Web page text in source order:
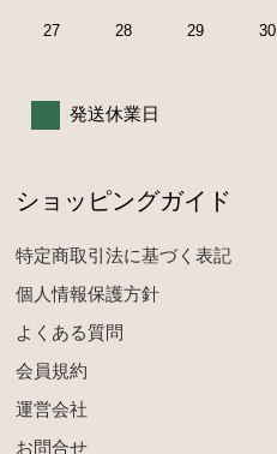
27 28 29 30
発送休業日
ショッピングガイド
特定商取引法に基づく表記
個人情報保護方針
よくある質問
会員規約
運営会社
お問合せ